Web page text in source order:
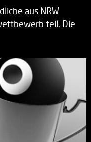
aus NRW
teil. Die